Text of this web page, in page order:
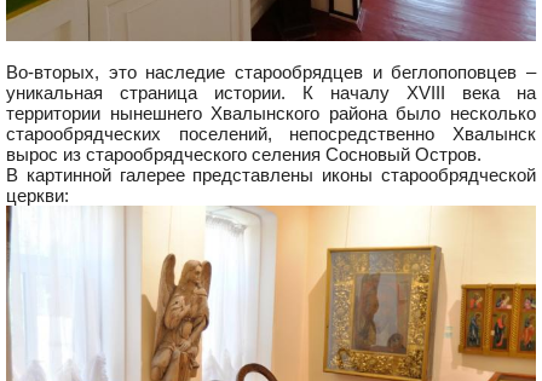
Во-вторых, это наследие старообрядцев и беглопоповцев –
уникальная страница истории. К началу XVIII века на
территории нынешнего Хвалынского района было несколько
старообрядческих поселений, непосредственно Хвалынск
вырос из старообрядческого селения Сосновый Остров.
В картинной галерее представлены иконы старообрядческой
церкви: